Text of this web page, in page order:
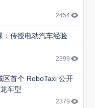
2454
：传授电动汽车经验
2399
区首个 RoboTaxi 公开
车型
2379